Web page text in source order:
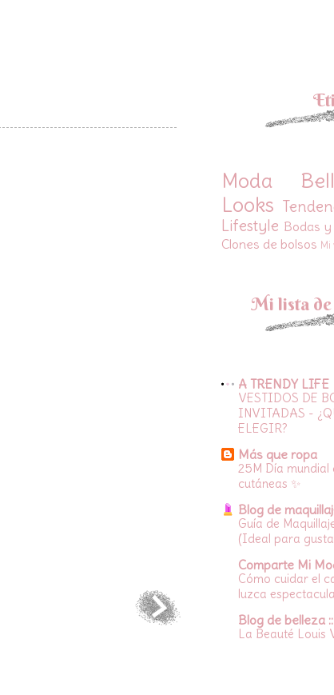
Moda
Looks
Lifestyle Bodas y
Clones de bolsos
Mi lista
A TRENDY LIFE
VESTIDOS DE
INVITADAS -
ELEGIR?
Más que ropa
25M Día mundial
cutáneas ✨
Blog de
Guía de
(Ideal para
Comparte Mi
Cómo cuidar el
luzca
Blog de belleza
La Beauté Louis